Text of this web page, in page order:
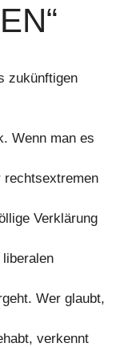
zukünftigen
Wenn man es
rechtsextremen
Verklärung
Wer glaubt,
verkennt